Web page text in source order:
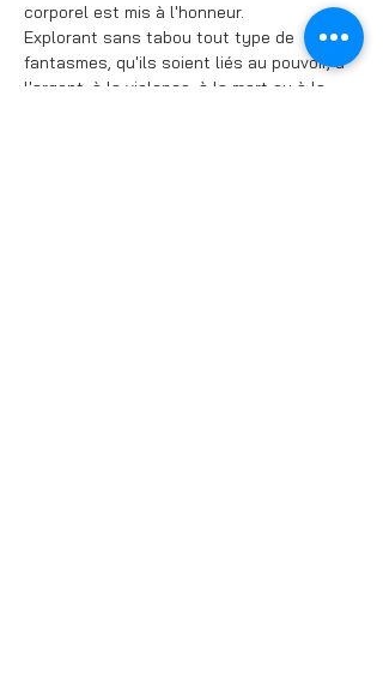
corporel est mis à l'honneur.
Explorant sans tabou tout type de
fantasmes, qu'ils soient liés au pouvoir, à
l'argent, à la violence, à la mort ou à la